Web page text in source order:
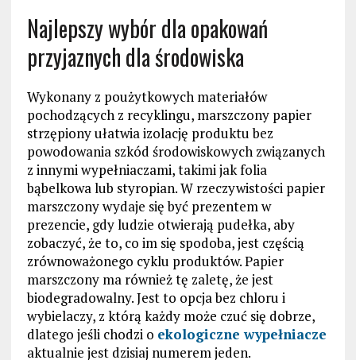
Najlepszy wybór dla opakowań
przyjaznych dla środowiska
Wykonany z poużytkowych materiałów
pochodzących z recyklingu, marszczony papier
strzępiony ułatwia izolację produktu bez
powodowania szkód środowiskowych związanych
z innymi wypełniaczami, takimi jak folia
bąbelkowa lub styropian. W rzeczywistości papier
marszczony wydaje się być prezentem w
prezencie, gdy ludzie otwierają pudełka, aby
zobaczyć, że to, co im się spodoba, jest częścią
zrównoważonego cyklu produktów. Papier
marszczony ma również tę zaletę, że jest
biodegradowalny. Jest to opcja bez chloru i
wybielaczy, z którą każdy może czuć się dobrze,
dlatego jeśli chodzi o ekologiczne wypełniacze
aktualnie jest dzisiaj numerem jeden.